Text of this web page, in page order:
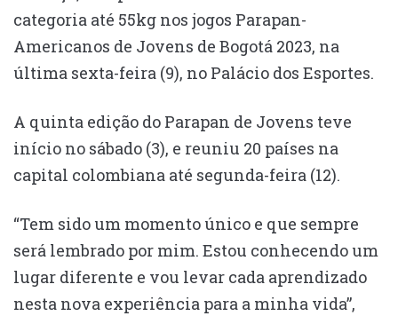
categoria até 55kg nos jogos Parapan-
Americanos de Jovens de Bogotá 2023, na
última sexta-feira (9), no Palácio dos Esportes.
A quinta edição do Parapan de Jovens teve
início no sábado (3), e reuniu 20 países na
capital colombiana até segunda-feira (12).
“Tem sido um momento único e que sempre
será lembrado por mim. Estou conhecendo um
lugar diferente e vou levar cada aprendizado
nesta nova experiência para a minha vida”,